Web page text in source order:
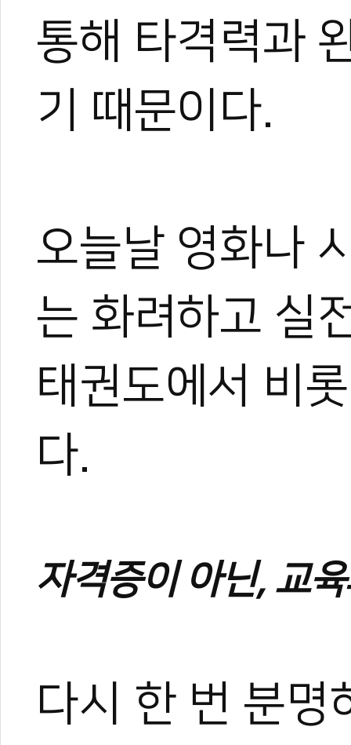
통해 타격력과
기 때문이다.
오늘날 영화나
는 화려하고 실
태권도에서 비
다.
자격증이 아닌, 교
다시 한 번 분명